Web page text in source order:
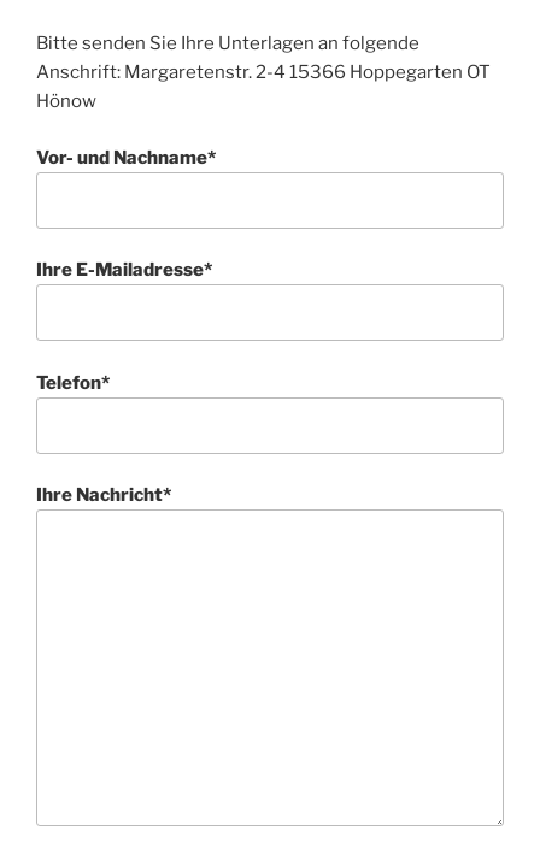
Bitte senden Sie Ihre Unterlagen an folgende
Anschrift: Margaretenstr. 2-4 15366 Hoppegarten OT
Hönow
Vor- und Nachname*
Ihre E-Mailadresse*
Telefon*
Ihre Nachricht*